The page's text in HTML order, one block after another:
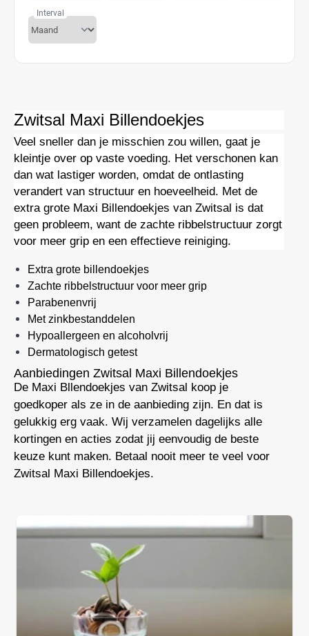
Interval
Zwitsal Maxi Billendoekjes
Veel sneller dan je misschien zou willen, gaat je
kleintje over op vaste voeding. Het verschonen kan
dan wat lastiger worden, omdat de ontlasting
verandert van structuur en hoeveelheid. Met de
extra grote Maxi Billendoekjes van Zwitsal is dat
geen probleem, want de zachte ribbelstructuur zorgt
voor meer grip en een effectieve reiniging.
Extra grote billendoekjes
Zachte ribbelstructuur voor meer grip
Parabenenvrij
Met zinkbestanddelen
Hypoallergeen en alcoholvrij
Dermatologisch getest
Aanbiedingen Zwitsal Maxi Billendoekjes
De Maxi Bllendoekjes van Zwitsal koop je
goedkoper als ze in de aanbieding zijn. En dat is
gelukkig erg vaak. Wij verzamelen dagelijks alle
kortingen en acties zodat jij eenvoudig de beste
keuze kunt maken. Betaal nooit meer te veel voor
Zwitsal Maxi Billendoekjes.